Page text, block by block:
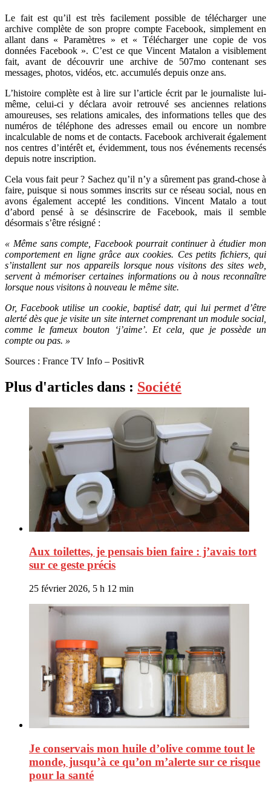
Le fait est qu’il est très facilement possible de télécharger une
archive complète de son propre compte Facebook, simplement en
allant dans « Paramètres » et « Télécharger une copie de vos
données Facebook ». C’est ce que Vincent Matalon a visiblement
fait, avant de découvrir une archive de 507mo contenant ses
messages, photos, vidéos, etc. accumulés depuis onze ans.
L’histoire complète est à lire sur l’article écrit par le journaliste lui-
même, celui-ci y déclara avoir retrouvé ses anciennes relations
amoureuses, ses relations amicales, des informations telles que des
numéros de téléphone des adresses email ou encore un nombre
incalculable de noms et de contacts. Facebook archiverait également
nos centres d’intérêt et, évidemment, tous nos événements recensés
depuis notre inscription.
Cela vous fait peur ? Sachez qu’il n’y a sûrement pas grand-chose à
faire, puisque si nous sommes inscrits sur ce réseau social, nous en
avons également accepté les conditions. Vincent Matalo a tout
d’abord pensé à se désinscrire de Facebook, mais il semble
désormais s’être résigné :
« Même sans compte, Facebook pourrait continuer à étudier mon
comportement en ligne grâce aux cookies. Ces petits fichiers, qui
s’installent sur nos appareils lorsque nous visitons des sites web,
servent à mémoriser certaines informations ou à nous reconnaître
lorsque nous visitons à nouveau le même site.
Or, Facebook utilise un cookie, baptisé datr, qui lui permet d’être
alerté dès que je visite un site internet comprenant un module social,
comme le fameux bouton ‘j’aime’. Et cela, que je possède un
compte ou pas. »
Sources : France TV Info – PositivR
Plus d'articles dans : Société
Aux toilettes, je pensais bien faire : j’avais tort
sur ce geste précis
25 février 2026, 5 h 12 min
Je conservais mon huile d’olive comme tout le
monde, jusqu’à ce qu’on m’alerte sur ce risque
pour la santé